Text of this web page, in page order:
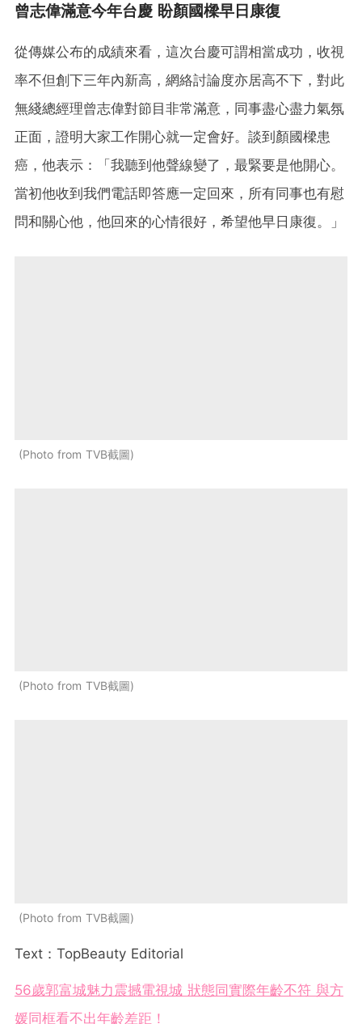
曾志偉滿意今年台慶 盼顏國樑早日康復
從傳媒公布的成績來看，這次台慶可謂相當成功，收視
率不但創下三年內新高，網絡討論度亦居高不下，對此
無綫總經理曾志偉對節目非常滿意，同事盡心盡力氣氛
正面，證明大家工作開心就一定會好。談到顏國樑患
癌，他表示：「我聽到他聲線變了，最緊要是他開心。
當初他收到我們電話即答應一定回來，所有同事也有慰
問和關心他，他回來的心情很好，希望他早日康復。」
Photo from TVB截圖
Photo from TVB截圖
Photo from TVB截圖
Text：TopBeauty Editorial
56歲郭富城魅力震撼電視城 狀態同實際年齡不符 與方
媛同框看不出年齡差距！